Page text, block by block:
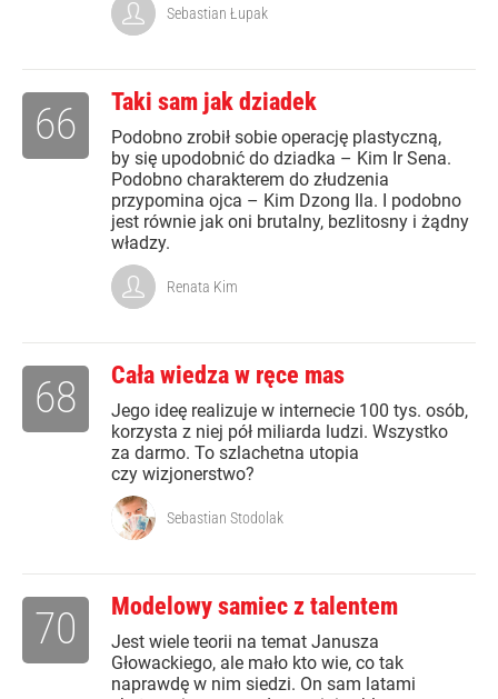
Sebastian Łupak
Taki sam jak dziadek
Podobno zrobił sobie operację plastyczną,
by się upodobnić do dziadka – Kim Ir Sena.
Podobno charakterem do złudzenia
przypomina ojca – Kim Dzong Ila. I podobno
jest równie jak oni brutalny, bezlitosny i żądny
władzy.
66
Renata Kim
Cała wiedza w ręce mas
Jego ideę realizuje w internecie 100 tys. osób,
korzysta z niej pół miliarda ludzi. Wszystko
za darmo. To szlachetna utopia
czy wizjonerstwo?
68
Sebastian Stodolak
Modelowy samiec z talentem
Jest wiele teorii na temat Janusza
Głowackiego, ale mało kto wie, co tak
naprawdę w nim siedzi. On sam latami
70